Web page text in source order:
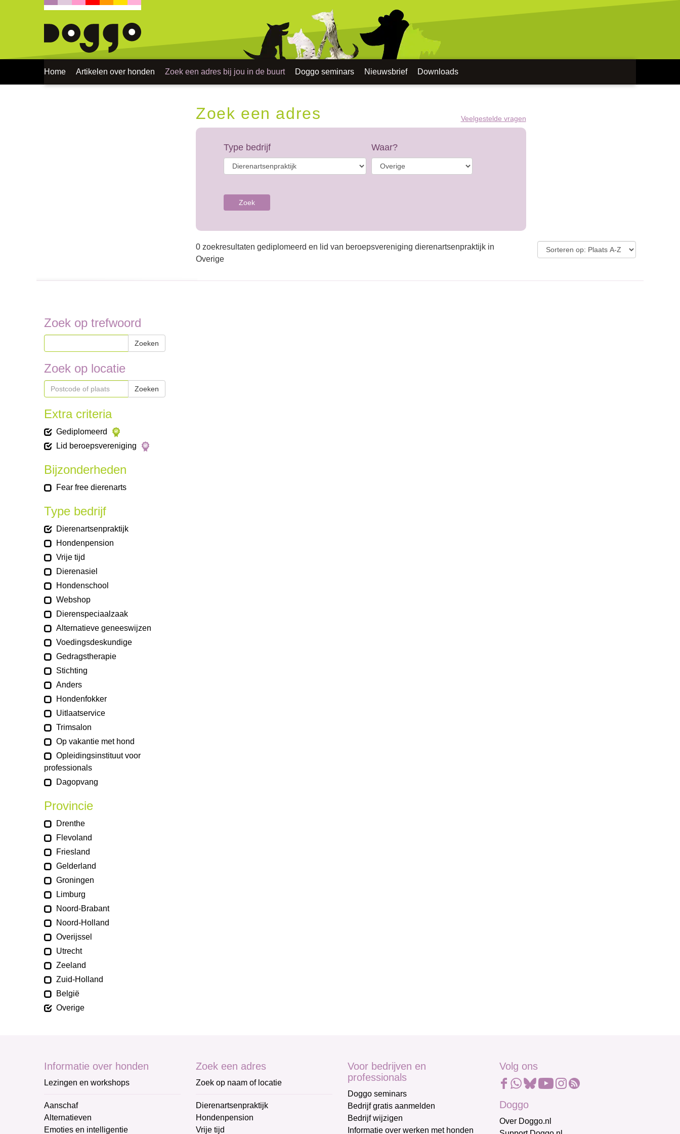
Home Artikelen over honden Zoek een adres bij jou in de buurt Doggo seminars Nieuwsbrief Downloads
Zoek een adres Veelgestelde vragen
Type bedrijf Waar?
Zoek
0 zoekresultaten gediplomeerd en lid van beroepsvereniging dierenartsenpraktijk in
Overige
Zoek op trefwoord
Zoeken
Zoek op locatie
Zoeken
Extra criteria
Gediplomeerd
Lid beroepsvereniging
Bijzonderheden
Fear free dierenarts
Type bedrijf
Dierenartsenpraktijk
Hondenpension
Vrije tijd
Dierenasiel
Hondenschool
Webshop
Dierenspeciaalzaak
Alternatieve geneeswijzen
Voedingsdeskundige
Gedragstherapie
Stichting
Anders
Hondenfokker
Uitlaatservice
Trimsalon
Op vakantie met hond
Opleidingsinstituut voor
professionals
Dagopvang
Provincie
Drenthe
Flevoland
Friesland
Gelderland
Groningen
Limburg
Noord-Brabant
Noord-Holland
Overijssel
Utrecht
Zeeland
Zuid-Holland
België
Overige
Informatie over honden
Lezingen en workshops
Aanschaf
Alternatieven
Emoties en intelligentie
Zoek een adres
Zoek op naam of locatie
Dierenartsenpraktijk
Hondenpension
Vrije tijd
Voor bedrijven en
professionals
Doggo seminars
Bedrijf gratis aanmelden
Bedrijf wijzigen
Informatie over werken met honden
Volg ons
Doggo
Over Doggo.nl